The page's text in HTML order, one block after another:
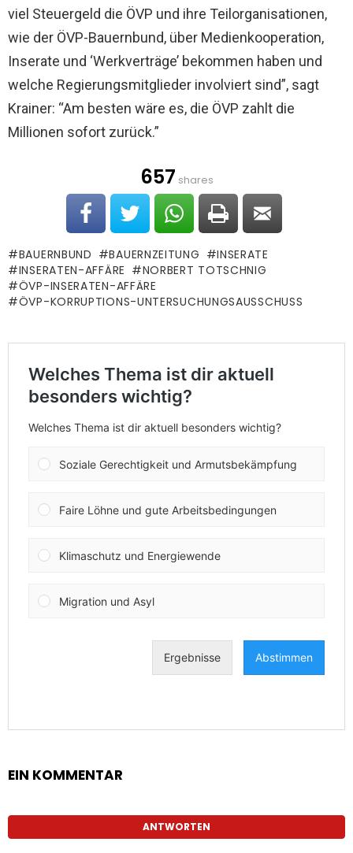
viel Steuergeld die ÖVP und ihre Teilorganisationen,
wie der ÖVP-Bauernbund, über Medienkooperation,
Inserate und ‘Werkverträge’ bekommen haben und
welche Regierungsmitglieder involviert sind”, sagt
Krainer: “Am besten wäre es, die ÖVP zahlt die
Millionen sofort zurück.”
657 shares
BAUERNBUND BAUERNZEITUNG
INSERATE
INSERATEN-AFFÄRE
NORBERT TOTSCHNIG
ÖVP-INSERATEN-AFFÄRE
ÖVP-KORRUPTIONS-UNTERSUCHUNGSAUSSCHUSS
EIN KOMMENTAR
ANTWORTEN